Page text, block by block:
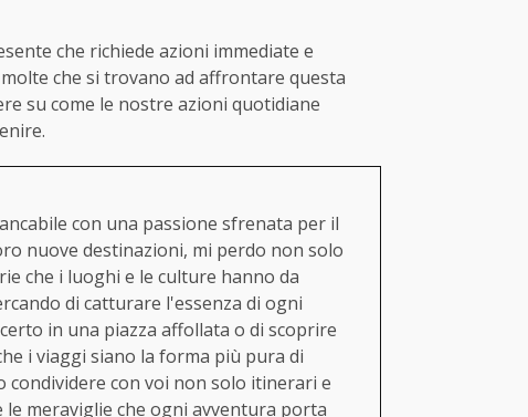
che richiede azioni immediate e
che si trovano ad affrontare questa
su come le nostre azioni quotidiane
con una passione sfrenata per il
nuove destinazioni, mi perdo non solo
che i luoghi e le culture hanno da
di catturare l'essenza di ogni
in una piazza affollata o di scoprire
i viaggi siano la forma più pura di
con voi non solo itinerari e
meraviglie che ogni avventura porta